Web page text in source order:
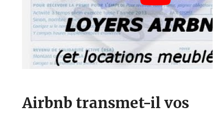
Airbnb transmet-il vos